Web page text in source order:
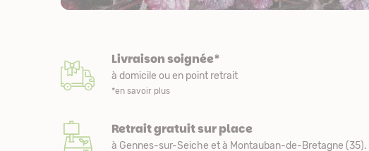
Livraison soignée*
à domicile ou en point retrait
*en savoir plus
Retrait gratuit sur place
à Gennes-sur-Seiche et à Montauban-de-Bretagne (35).